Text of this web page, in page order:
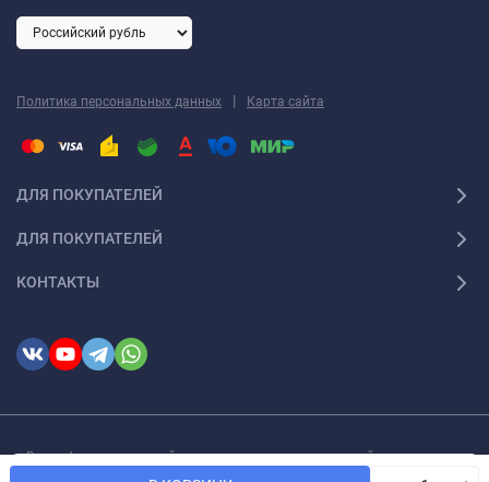
Политика персональных данных | Карта сайта
ДЛЯ ПОКУПАТЕЛЕЙ
ДЛЯ ПОКУПАТЕЛЕЙ
КОНТАКТЫ
Вся информация на сайте о товарах носит справочный характер и не